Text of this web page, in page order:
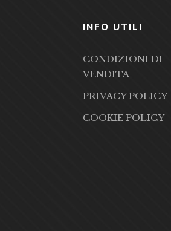
INFO UTILI
CONDIZIONI DI
VENDITA
PRIVACY POLICY
COOKIE POLICY